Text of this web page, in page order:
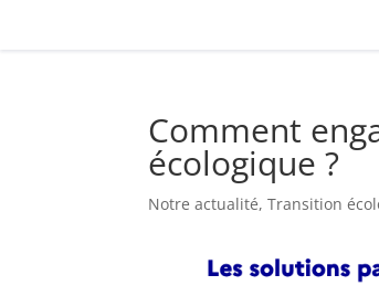
Comment
écologique ?
Notre actualité,Transition